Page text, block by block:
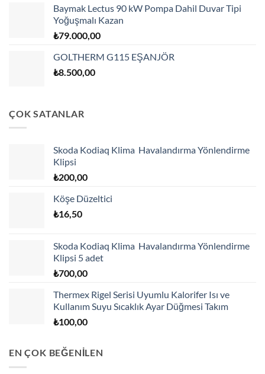
Baymak Lectus 90 kW Pompa Dahil Duvar Tipi
Yoğuşmalı Kazan
₺79.000,00
GOLTHERM G115 EŞANJÖR
₺8.500,00
ÇOK SATANLAR
Skoda Kodiaq Klima Havalandırma Yönlendirme
Klipsi
₺200,00
Köşe Düzeltici
₺16,50
Skoda Kodiaq Klima Havalandırma Yönlendirme
Klipsi 5 adet
₺700,00
Thermex Rigel Serisi Uyumlu Kalorifer Isı ve
Kullanım Suyu Sıcaklık Ayar Düğmesi Takım
₺100,00
EN ÇOK BEĞENİLEN